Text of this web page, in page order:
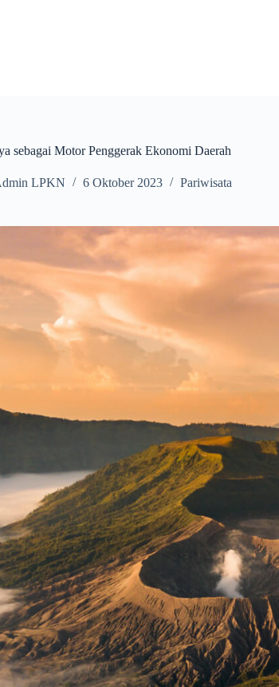
sebagai Motor Penggerak Ekonomi Daerah
LPKN 6 Oktober 2023 Pariwisata